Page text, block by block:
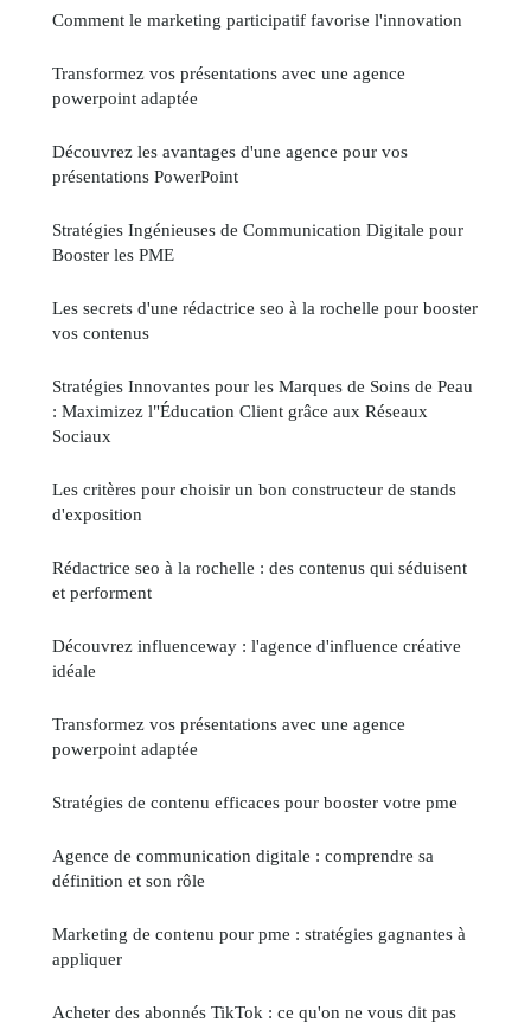
Comment le marketing participatif favorise l'innovation
Transformez vos présentations avec une agence
powerpoint adaptée
Découvrez les avantages d'une agence pour vos
présentations PowerPoint
Stratégies Ingénieuses de Communication Digitale pour
Booster les PME
Les secrets d'une rédactrice seo à la rochelle pour booster
vos contenus
Stratégies Innovantes pour les Marques de Soins de Peau
: Maximizez l"Éducation Client grâce aux Réseaux
Sociaux
Les critères pour choisir un bon constructeur de stands
d'exposition
Rédactrice seo à la rochelle : des contenus qui séduisent
et performent
Découvrez influenceway : l'agence d'influence créative
idéale
Transformez vos présentations avec une agence
powerpoint adaptée
Stratégies de contenu efficaces pour booster votre pme
Agence de communication digitale : comprendre sa
définition et son rôle
Marketing de contenu pour pme : stratégies gagnantes à
appliquer
Acheter des abonnés TikTok : ce qu'on ne vous dit pas